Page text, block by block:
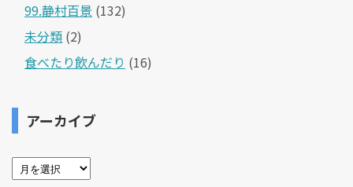
99.静村百景 (132)
未分類 (2)
食べたり飲んだり (16)
アーカイブ